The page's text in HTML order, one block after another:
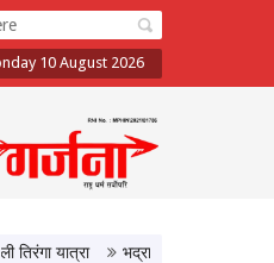
10 August 2026
यात्रा भद्रा के साये में सावन